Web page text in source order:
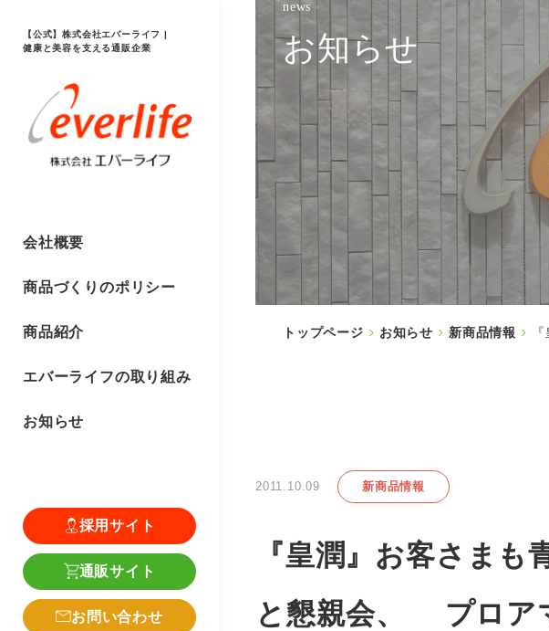
【公式】株式会社エバーライフ |
健康と美容を支える通販企業
会社概要
商品づくりのポリシー
商品紹介
エバーライフの取り組み
お知らせ
採用サイト
通販サイト
お問い合わせ
news
お知らせ
トップページ お知らせ 新商品情報
2011.10.09 新商品情報
『皇潤』お客さま
と懇親会、 プロア